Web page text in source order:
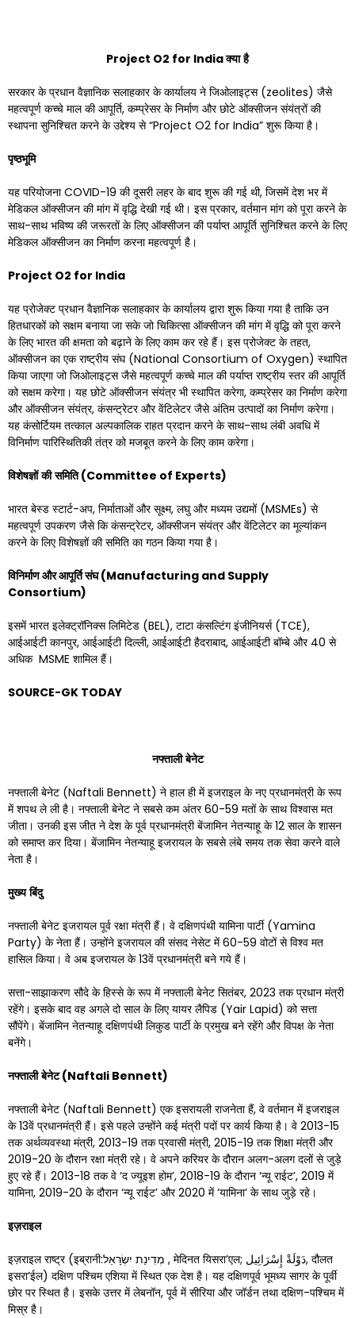
Project O2 for Indiaक्या है
सरकार के प्रधान वैज्ञानिक सलाहकार के कार्यालय ने जिओलाइट्स (zeolites) जैसे
महत्वपूर्ण कच्चे माल की आपूर्ति, कम्प्रेसर के निर्माण और छोटे ऑक्सीजन संयंत्रों की
स्थापना सुनिश्चित करने के उद्देश्य से “Project O2 for India” शुरू किया है।
पृष्ठभूमि
यह परियोजना COVID-19 की दूसरी लहर के बाद शुरू की गई थी, जिसमें देश भर में
मेडिकल ऑक्सीजन की मांग में वृद्धि देखी गई थी। इस प्रकार, वर्तमान मांग को पूरा करने के
साथ-साथ भविष्य की जरूरतों के लिए ऑक्सीजन की पर्याप्त आपूर्ति सुनिश्चित करने के लिए
मेडिकल ऑक्सीजन का निर्माण करना महत्वपूर्ण है।
Project O2 for India
यह प्रोजेक्ट प्रधान वैज्ञानिक सलाहकार के कार्यालय द्वारा शुरू किया गया है ताकि उन
हितधारकों को सक्षम बनाया जा सके जो चिकित्सा ऑक्सीजन की मांग में वृद्धि को पूरा करने
के लिए भारत की क्षमता को बढ़ाने के लिए काम कर रहे हैं। इस प्रोजेक्ट के तहत,
ऑक्सीजन का एक राष्ट्रीय संघ (National Consortium of Oxygen) स्थापित
किया जाएगा जो जिओलाइट्स जैसे महत्वपूर्ण कच्चे माल की पर्याप्त राष्ट्रीय स्तर की आपूर्ति
को सक्षम करेगा। यह छोटे ऑक्सीजन संयंत्र भी स्थापित करेगा, कम्प्रेसर का निर्माण करेगा
और ऑक्सीजन संयंत्र, कंसन्ट्रेटर और वेंटिलेटर जैसे अंतिम उत्पादों का निर्माण करेगा।
यह कंसोर्टियम तत्काल अल्पकालिक राहत प्रदान करने के साथ-साथ लंबी अवधि में
विनिर्माण पारिस्थितिकी तंत्र को मजबूत करने के लिए काम करेगा।
विशेषज्ञों की समिति(Committee of Experts)
भारत बेस्ड स्टार्ट-अप, निर्माताओं और सूक्ष्म, लघु और मध्यम उद्यमों (MSMEs) से
महत्वपूर्ण उपकरण जैसे कि कंसन्ट्रेटर, ऑक्सीजन संयंत्र और वेंटिलेटर का मूल्यांकन
करने के लिए विशेषज्ञों की समिति का गठन किया गया है।
विनिर्माण और आपूर्ति संघ (Manufacturing and Supply
Consortium)
इसमें भारत इलेक्ट्रॉनिक्स लिमिटेड (BEL), टाटा कंसल्टिंग इंजीनियर्स (TCE),
आईआईटी कानपुर, आईआईटी दिल्ली, आईआईटी हैदराबाद, आईआईटी बॉम्बे और 40 से
अधिक MSME शामिल हैं।
SOURCE-GK TODAY
नफ्ताली बेनेट
नफ्ताली बेनेट (Naftali Bennett) ने हाल ही में इजराइल के नए प्रधानमंत्री के रूप
में शपथ ले ली है। नफ्ताली बेनेट ने सबसे कम अंतर 60-59 मतों के साथ विश्वास मत
जीता। उनकी इस जीत ने देश के पूर्व प्रधानमंत्री बेंजामिन नेतन्याहू के 12 साल के शासन
को समाप्त कर दिया। बेंजामिन नेतन्याहू इजरायल के सबसे लंबे समय तक सेवा करने वाले
नेता है।
मुख्य बिंदु
नफ्ताली बेनेट इजरायल पूर्व रक्षा मंत्री हैं। वे दक्षिणपंथी यामिना पार्टी (Yamina
Party) के नेता हैं। उन्होंने इजरायल की संसद नेसेट में 60-59 वोटों से विश्व मत
हासिल किया। वे अब इजरायल के 13वें प्रधानमंत्री बने गये हैं।
सत्ता-साझाकरण सौदे के हिस्से के रूप में नफ्ताली बेनेट सितंबर, 2023 तक प्रधान मंत्री
रहेंगे। इसके बाद वह अगले दो साल के लिए यायर लैपिड (Yair Lapid) को सत्ता
सौंपेंगे। बेंजामिन नेतन्याहू दक्षिणपंथी लिकुड पार्टी के प्रमुख बने रहेंगे और विपक्ष के नेता
बनेंगे।
नफ्ताली बेनेट(Naftali Bennett)
नफ्ताली बेनेट (Naftali Bennett) एक इसरायली राजनेता हैं, वे वर्तमान में इजराइल
के 13वें प्रधानमंत्री हैं। इसे पहले उन्होंने कई मंत्री पदों पर कार्य किया है। वे 2013-15
तक अर्थव्यवस्था मंत्री, 2013-19 तक प्रवासी मंत्री, 2015-19 तक शिक्षा मंत्री और
2019-20 के दौरान रक्षा मंत्री रहे। वे अपने करियर के दौरान अलग-अलग दलों से जुड़े
हुए रहे हैं। 2013-18 तक वे ‘द ज्यूइश होम’, 2018-19 के दौरान ‘न्यू राईट’, 2019 में
यामिना, 2019-20 के दौरान ‘न्यू राईट’ और 2020 में ‘यामिना’ के साथ जुड़े रहे।
इज़राइल
इज़राइल राष्ट्र (इब्रानी:מְדִינַת יִשְׂרָאֵל , मेदिनत यिसरा’एल; دَوْلَةْ إِسْرَائِيل, दौलत
इसरा’ईल) दक्षिण पश्चिम एशिया में स्थित एक देश है। यह दक्षिणपूर्व भूमध्य सागर के पूर्वी
छोर पर स्थित है। इसके उत्तर में लेबनॉन, पूर्व में सीरिया और जॉर्डन तथा दक्षिण-पश्चिम में
मिस्र है।